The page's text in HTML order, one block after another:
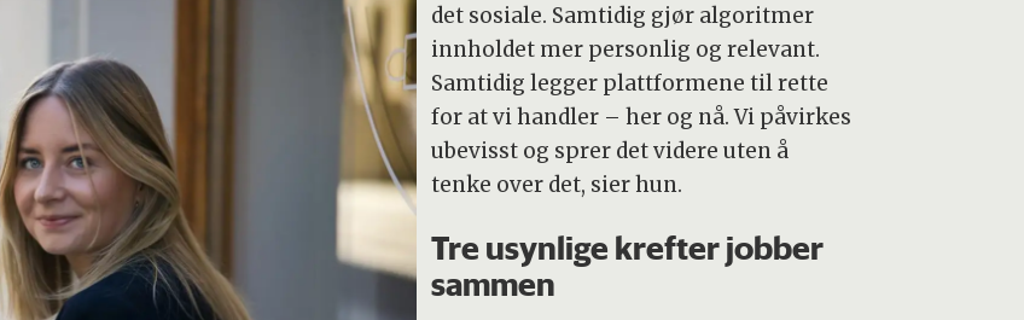
det sosiale. Samtidig gjør algoritmer
innholdet mer personlig og relevant.
Samtidig legger plattformene til rette
for at vi handler – her og nå. Vi påvirkes
ubevisst og sprer det videre uten å
tenke over det, sier hun.
Tre usynlige krefter jobber
sammen